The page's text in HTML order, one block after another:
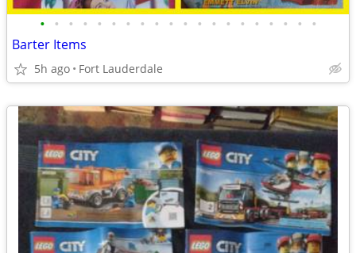
• • • • • • • • • • • • • • • • • • • •
Barter Items
5h ago Fort Lauderdale